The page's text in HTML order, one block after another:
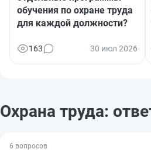
обучения по охране труда
для каждой должности?
163 30 июл 2026
Охрана труда:
6 вопросов